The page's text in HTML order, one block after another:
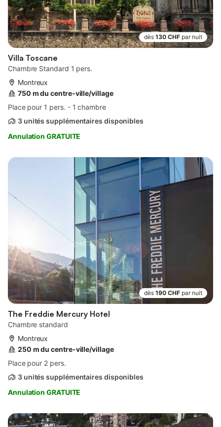
dès 130 CHF par nuit
Villa Toscane
Chambre Standard 1 pers.
Montreux
750 m du centre-ville/village
Place pour 1 pers.
1 chambre
3 unités supplémentaires disponibles
Annulation GRATUITE
dès 190 CHF par nuit
The Freddie Mercury Hotel
Chambre standard
Montreux
250 m du centre-ville/village
Place pour 2 pers.
3 unités supplémentaires disponibles
Annulation GRATUITE